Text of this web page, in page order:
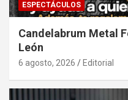
ESPECTÁCULOS
Candelabrum Metal
León
6 agosto, 2026 Editorial